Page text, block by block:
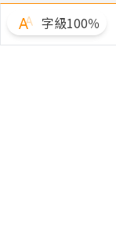
字級100％